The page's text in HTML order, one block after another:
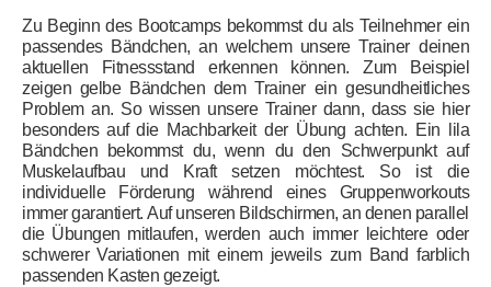
Zu Beginn des Bootcamps bekommst du als Teilnehmer ein
passendes Bändchen, an welchem unsere Trainer deinen
aktuellen Fitnessstand erkennen können. Zum Beispiel
zeigen gelbe Bändchen dem Trainer ein gesundheitliches
Problem an. So wissen unsere Trainer dann, dass sie hier
besonders auf die Machbarkeit der Übung achten. Ein lila
Bändchen bekommst du, wenn du den Schwerpunkt auf
Muskelaufbau und Kraft setzen möchtest. So ist die
individuelle Förderung während eines Gruppenworkouts
immer garantiert. Auf unseren Bildschirmen, an denen parallel
die Übungen mitlaufen, werden auch immer leichtere oder
schwerer Variationen mit einem jeweils zum Band farblich
passenden Kasten gezeigt.